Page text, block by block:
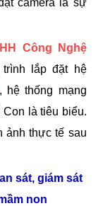
camera là sự
Công Nghệ
lắp đặt hệ
, hệ thống mạng
là tiêu biểu.
ảnh thực tế sau
sát, giám sát
non